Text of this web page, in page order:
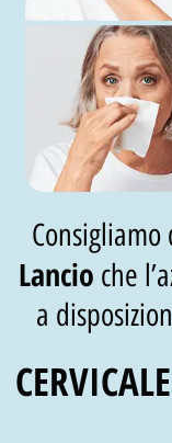
Lancio che
a